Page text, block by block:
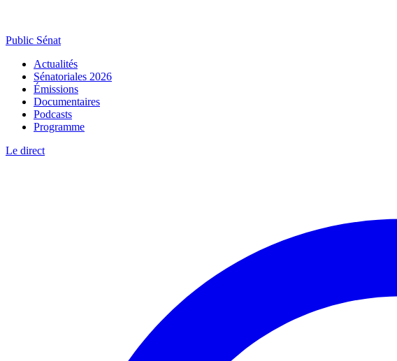
Public Sénat
Actualités
Sénatoriales 2026
Émissions
Documentaires
Podcasts
Programme
Le direct